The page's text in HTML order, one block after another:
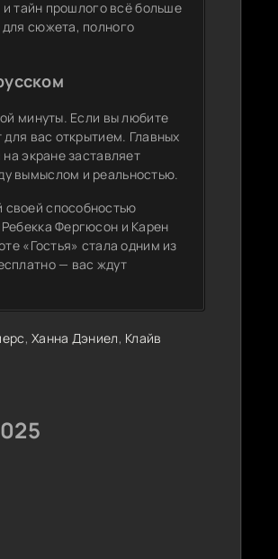
тайн прошлого всё больше
сюжета, полного
минуты. Если вы любите
вас открытием. Главных
экране заставляет
вымыслом и реальностью.
способностью
Фергюсон и Карен
«Гостья» стала одним из
— вас ждут
,Ханна Дэниел, Клайв